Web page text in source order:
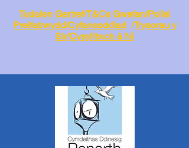
Tudalen Gartref/T&Cs Gwefan/Polisi
Preifatrwydd/Cyfansoddiad/Trysorau y
Sir/Cysylltwch â Ni